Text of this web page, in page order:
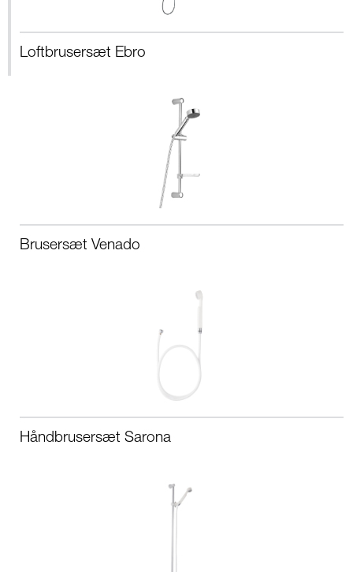
Loftbrusersæt Ebro
Brusersæt Venado
Håndbrusersæt Sarona